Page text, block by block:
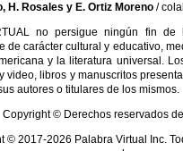
H. Rosales y E. Ortiz Moreno/
no persigue ningún fin
de carácter cultural y educativo,
y la literatura universal.
video, libros y manuscritos
autores o titulares de los mismos.
Copyright © Derechos reservados
© 2017-2026 Palabra Virtual Inc.